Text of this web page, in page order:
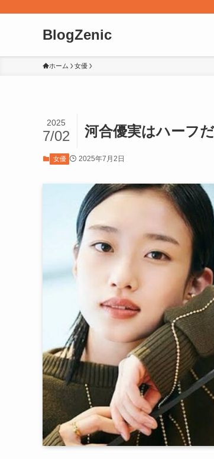
BlogZenic
ホーム 女優
河合優実はハーフ
2025
7/02
女優 2025年7月2日